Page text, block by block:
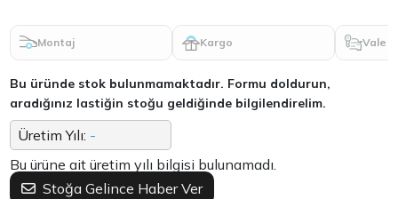
Montaj Kargo Vale
Bu üründe stok bulunmamaktadır. Formu doldurun,
aradığınız lastiğin stoğu geldiğinde bilgilendirelim.
Üretim Yılı: -
Bu ürüne ait üretim yılı bilgisi bulunamadı.
Stoğa Gelince Haber Ver